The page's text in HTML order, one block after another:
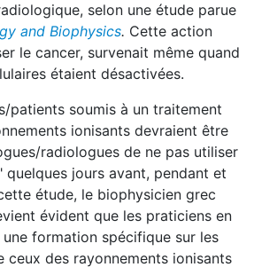
selon une étude parue
and Biophysics. Cette action
le cancer, survenait même quand
étaient désactivées.
patients soumis à un traitement
ionisants devraient être
radiologues de ne pas utiliser
jours avant, pendant et
étude, le biophysicien grec
évident que les praticiens en
formation spécifique sur les
des rayonnements ionisants